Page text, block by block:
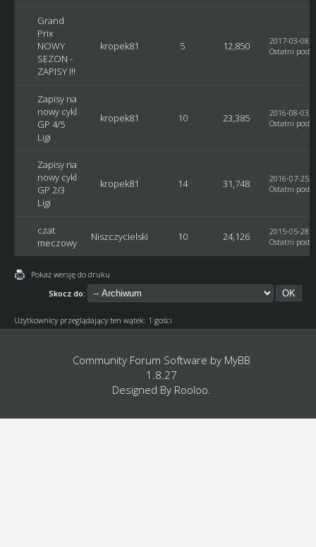
Grand
Prix
NOWY
SEZON -
ZAPISY !!!
kropek81 5 12,850
2017-03-08,
Ostatni post
Zapisy na
nowy cykl
GP 4/5
Ligi
kropek81 10 23,385
2016-08-03,
Ostatni post
Zapisy na
nowy cykl
GP 2/3
Ligi
kropek81 14 31,748
2016-07-25,
Ostatni post
czat
meczowy
Niszczycielski 10 24,126
2015-05-28,
Ostatni post
Pokaż wersję do druku
Skocz do:
Użytkownicy przeglądający ten wątek: 1 gości
Community Forum Software by MyBB
1.8.27
Designed By Rooloo